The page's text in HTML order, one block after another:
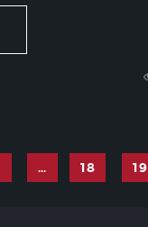
… 18 19